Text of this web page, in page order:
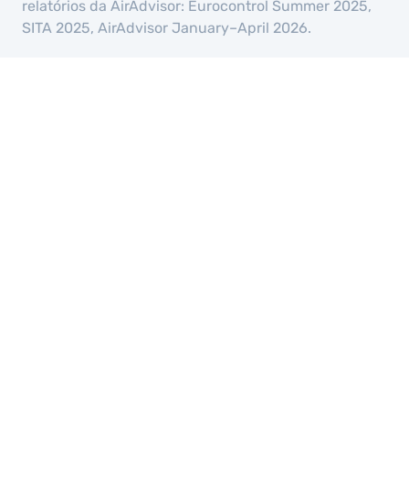
relatórios da AirAdvisor: Eurocontrol Summer 2025,
SITA 2025, AirAdvisor January–April 2026.